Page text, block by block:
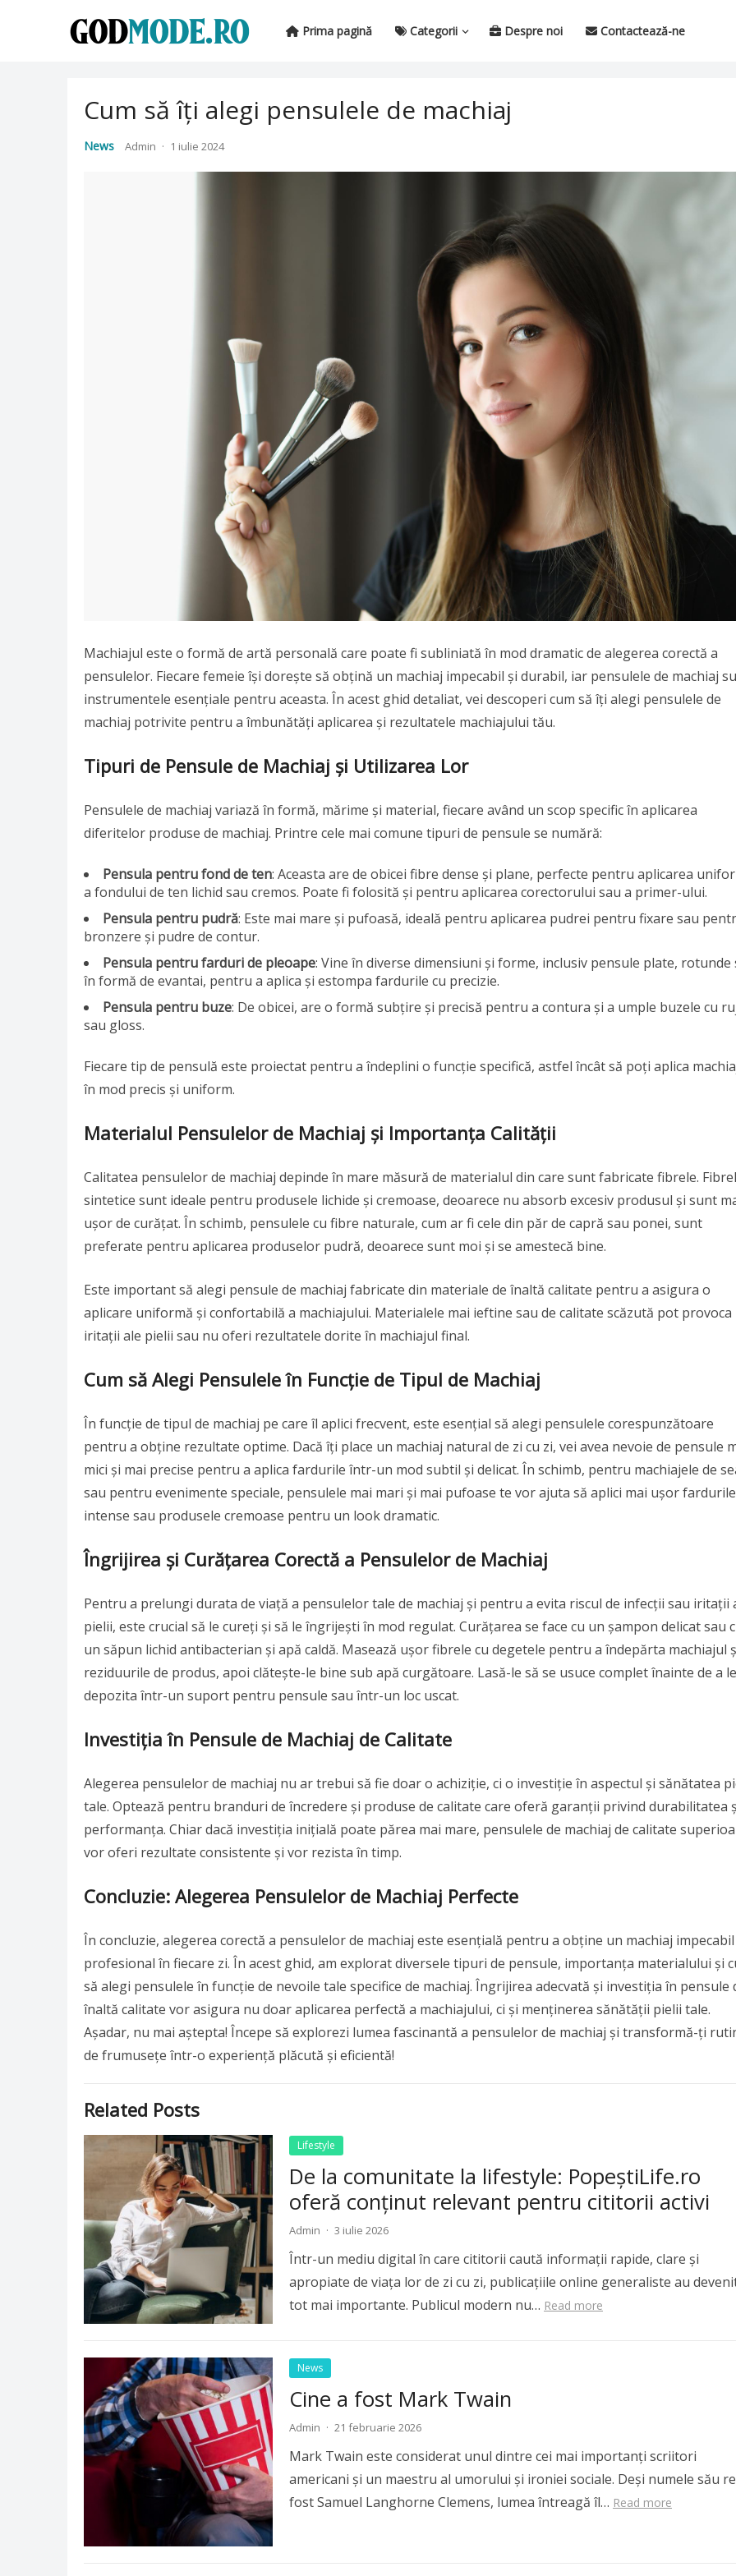
Prima pagină Categorii Despre noi Contactează-ne
Cum să îți alegi pensulele de machiaj
News Admin · 1 iulie 2024
Machiajul este o formă de artă personală care poate fi subliniată în mod dramatic de alegerea corectă a
pensulelor. Fiecare femeie își dorește să obțină un machiaj impecabil și durabil, iar pensulele de machiaj
instrumentele esențiale pentru aceasta. În acest ghid detaliat, vei descoperi cum să îți alegi pensulele de
machiaj potrivite pentru a îmbunătăți aplicarea și rezultatele machiajului tău.
Tipuri de Pensule de Machiaj și Utilizarea Lor
Pensulele de machiaj variază în formă, mărime și material, fiecare având un scop specific în aplicarea
diferitelor produse de machiaj. Printre cele mai comune tipuri de pensule se numără:
Pensula pentru fond de ten: Aceasta are de obicei fibre dense și plane, perfecte pentru aplicarea
a fondului de ten lichid sau cremos. Poate fi folosită și pentru aplicarea corectorului sau a primer-ului.
Pensula pentru pudră: Este mai mare și pufoasă, ideală pentru aplicarea pudrei pentru fixare sau
bronzere și pudre de contur.
Pensula pentru farduri de pleoape: Vine în diverse dimensiuni și forme, inclusiv pensule plate, rotunde
în formă de evantai, pentru a aplica și estompa fardurile cu precizie.
Pensula pentru buze: De obicei, are o formă subțire și precisă pentru a contura și a umple buzele cu
sau gloss.
Fiecare tip de pensulă este proiectat pentru a îndeplini o funcție specifică, astfel încât să poți aplica
în mod precis și uniform.
Materialul Pensulelor de Machiaj și Importanța Calității
Calitatea pensulelor de machiaj depinde în mare măsură de materialul din care sunt fabricate fibrele.
sintetice sunt ideale pentru produsele lichide și cremoase, deoarece nu absorb excesiv produsul și sunt
ușor de curățat. În schimb, pensulele cu fibre naturale, cum ar fi cele din păr de capră sau ponei, sunt
preferate pentru aplicarea produselor pudră, deoarece sunt moi și se amestecă bine.
Este important să alegi pensule de machiaj fabricate din materiale de înaltă calitate pentru a asigura o
aplicare uniformă și confortabilă a machiajului. Materialele mai ieftine sau de calitate scăzută pot provoca
iritații ale pielii sau nu oferi rezultatele dorite în machiajul final.
Cum să Alegi Pensulele în Funcție de Tipul de Machiaj
În funcție de tipul de machiaj pe care îl aplici frecvent, este esențial să alegi pensulele corespunzătoare
pentru a obține rezultate optime. Dacă îți place un machiaj natural de zi cu zi, vei avea nevoie de pensule
mici și mai precise pentru a aplica fardurile într-un mod subtil și delicat. În schimb, pentru machiajele de
sau pentru evenimente speciale, pensulele mai mari și mai pufoase te vor ajuta să aplici mai ușor fardurile
intense sau produsele cremoase pentru un look dramatic.
Îngrijirea și Curățarea Corectă a Pensulelor de Machiaj
Pentru a prelungi durata de viață a pensulelor tale de machiaj și pentru a evita riscul de infecții sau iritații
pielii, este crucial să le cureți și să le îngrijești în mod regulat. Curățarea se face cu un șampon delicat sau
un săpun lichid antibacterian și apă caldă. Masează ușor fibrele cu degetele pentru a îndepărta machiajul
reziduurile de produs, apoi clătește-le bine sub apă curgătoare. Lasă-le să se usuce complet înainte de a le
depozita într-un suport pentru pensule sau într-un loc uscat.
Investiția în Pensule de Machiaj de Calitate
Alegerea pensulelor de machiaj nu ar trebui să fie doar o achiziție, ci o investiție în aspectul și sănătatea
tale. Optează pentru branduri de încredere și produse de calitate care oferă garanții privind durabilitatea
performanța. Chiar dacă investiția inițială poate părea mai mare, pensulele de machiaj de calitate
vor oferi rezultate consistente și vor rezista în timp.
Concluzie: Alegerea Pensulelor de Machiaj Perfecte
În concluzie, alegerea corectă a pensulelor de machiaj este esențială pentru a obține un machiaj
profesional în fiecare zi. În acest ghid, am explorat diversele tipuri de pensule, importanța materialului și
să alegi pensulele în funcție de nevoile tale specifice de machiaj. Îngrijirea adecvată și investiția în pensule
înaltă calitate vor asigura nu doar aplicarea perfectă a machiajului, ci și menținerea sănătății pielii tale.
Așadar, nu mai aștepta! Începe să explorezi lumea fascinantă a pensulelor de machiaj și transformă-ți
de frumusețe într-o experiență plăcută și eficientă!
Related Posts
Lifestyle
De la comunitate la lifestyle: PopeștiLife.ro
oferă conținut relevant pentru cititorii activi
Admin · 3 iulie 2026
Într-un mediu digital în care cititorii caută informații rapide, clare și
apropiate de viața lor de zi cu zi, publicațiile online generaliste au
tot mai importante. Publicul modern nu… Read more
News
Cine a fost Mark Twain
Admin · 21 februarie 2026
Mark Twain este considerat unul dintre cei mai importanți scriitori
americani și un maestru al umorului și ironiei sociale. Deși numele său
fost Samuel Langhorne Clemens, lumea întreagă îl… Read more